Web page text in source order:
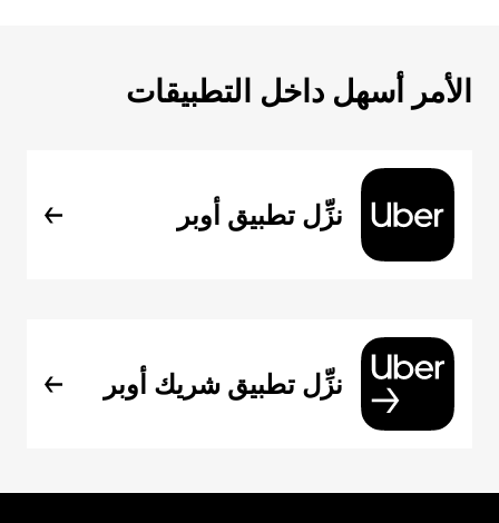
الأمر أسهل داخل التطبيقات
نزِّل تطبيق أوبر
نزِّل تطبيق شريك أوبر